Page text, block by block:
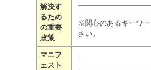
解決す
るため
の重要
政策
※関心のあるキーワ
さい。
マニフ
ェスト